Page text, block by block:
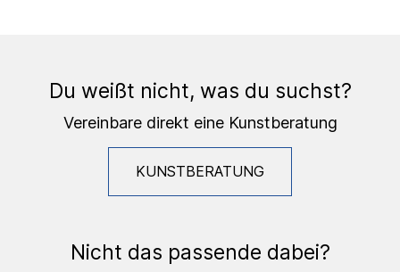
Du weißt nicht, was du suchst?
Vereinbare direkt eine Kunstberatung
KUNSTBERATUNG
Nicht das passende dabei?